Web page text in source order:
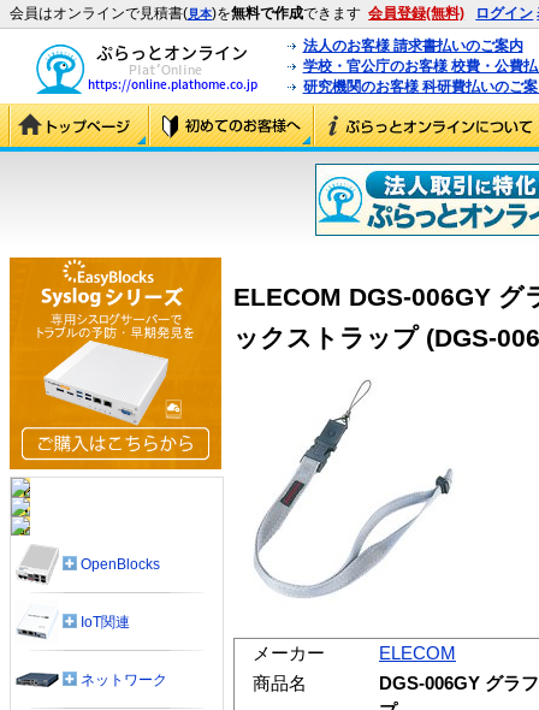
会員はオンラインで見積書(見本)を無料で作成できます 会員登録(無料) ログイン
法人のお客様 請求書払いのご案内
学校・官公庁のお客様 校費・公費
研究機関のお客様 科研費払いのご
ELECOM DGS-006GY
ックストラップ (DGS-
メーカー
ELECOM
商品名
DGS-006GY グラ
OpenBlocks
IoT関連
ネットワーク